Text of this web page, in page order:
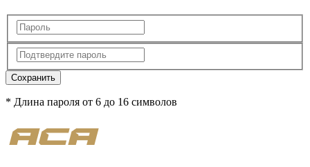
Сохранить
* Длина пароля от 6 до 16 символов